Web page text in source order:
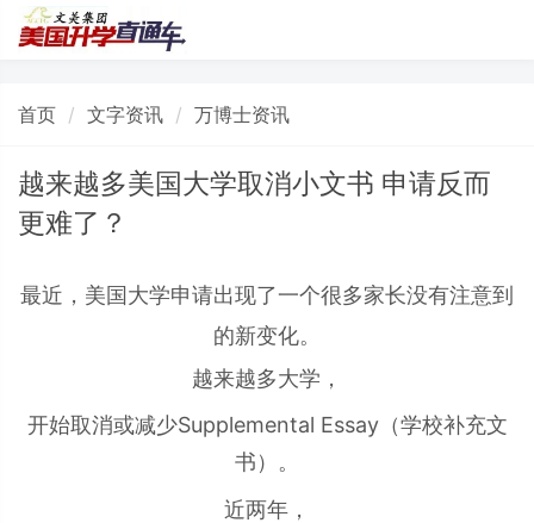
首页 文字资讯 万博士资讯
越来越多美国大学取消小文书 申请反而
更难了？
最近，美国大学申请出现了一个很多家长没有注意到
的新变化。
越来越多大学，
开始取消或减少Supplemental Essay（学校补充文
书）。
近两年，